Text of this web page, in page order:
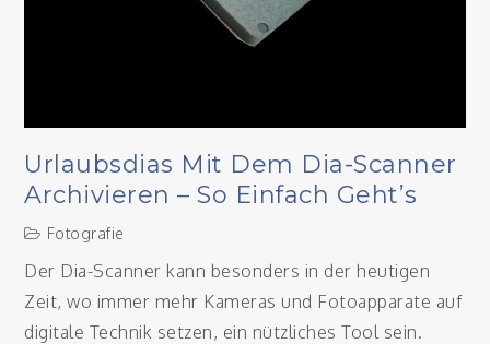
Urlaubsdias Mit Dem Dia-Scanner
Archivieren – So Einfach Geht’s
Fotografie
Der Dia-Scanner kann besonders in der heutigen
Zeit, wo immer mehr Kameras und Fotoapparate auf
digitale Technik setzen, ein nützliches Tool sein.